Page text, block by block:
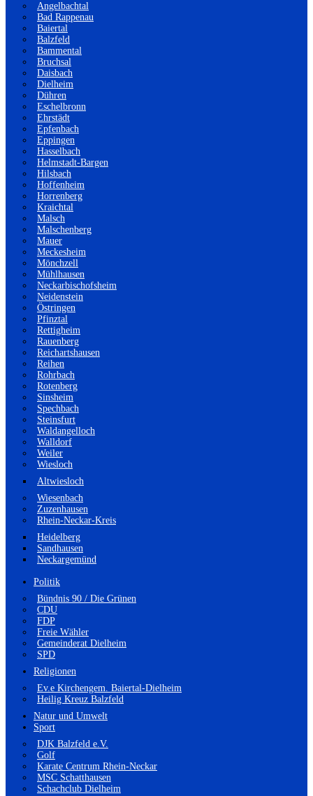
Angelbachtal
Bad Rappenau
Baiertal
Balzfeld
Bammental
Bruchsal
Daisbach
Dielheim
Dühren
Eschelbronn
Ehrstädt
Epfenbach
Eppingen
Hasselbach
Helmstadt-Bargen
Hilsbach
Hoffenheim
Horrenberg
Kraichtal
Malsch
Malschenberg
Mauer
Meckesheim
Mönchzell
Mühlhausen
Neckarbischofsheim
Neidenstein
Östringen
Pfinztal
Rettigheim
Rauenberg
Reichartshausen
Reihen
Rohrbach
Rotenberg
Sinsheim
Spechbach
Steinsfurt
Waldangelloch
Walldorf
Weiler
Wiesloch
Altwiesloch
Wiesenbach
Zuzenhausen
Rhein-Neckar-Kreis
Heidelberg
Sandhausen
Neckargemünd
Politik
Bündnis 90 / Die Grünen
CDU
FDP
Freie Wähler
Gemeinderat Dielheim
SPD
Religionen
Ev.e Kirchengem. Baiertal-Dielheim
Heilig Kreuz Balzfeld
Natur und Umwelt
Sport
DJK Balzfeld e.V.
Golf
Karate Centrum Rhein-Neckar
MSC Schatthausen
Schachclub Dielheim